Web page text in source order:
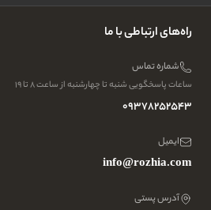
راه‌های ارتباطی با ما
شماره تماس
ساعات پاسخگویی شنبه تا چهارشنبه از ساعت ۸ تا ۱۹
09378252543
ایمیل
info@rozhia.com
آدرس پستی